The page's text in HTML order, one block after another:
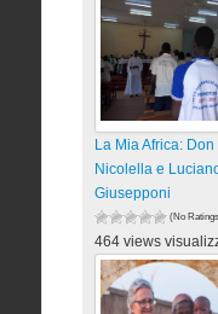
La Mia Africa:
Nicolella e
Giusepponi
(No
464 views